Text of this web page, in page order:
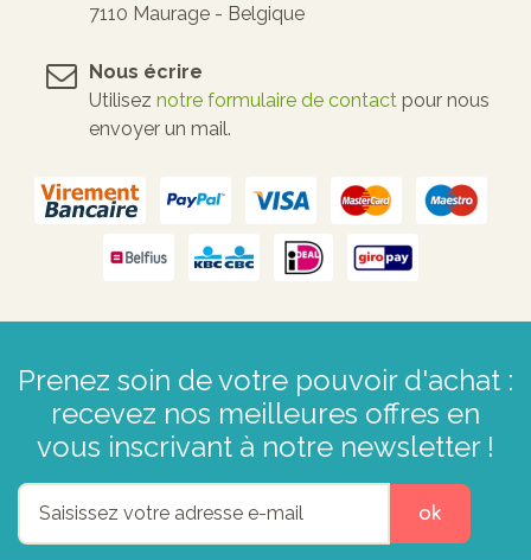
7110 Maurage - Belgique
Nous écrire
Utilisez notre formulaire de contact pour nous
envoyer un mail.
Prenez soin de votre pouvoir d'achat :
recevez nos meilleures offres en
vous inscrivant à notre newsletter !
ok